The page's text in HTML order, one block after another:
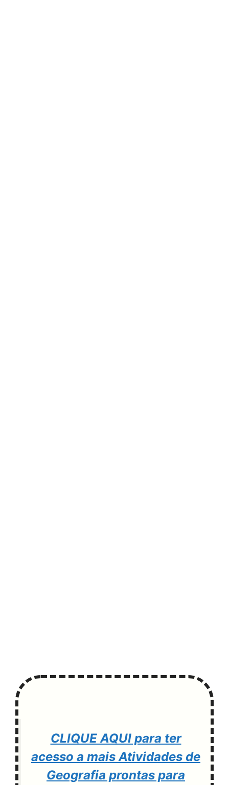
CLIQUE AQUI para ter
acesso a mais Atividades de
Geografia prontas para